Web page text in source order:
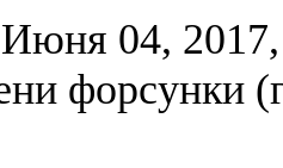
Июня 04,
форсунки